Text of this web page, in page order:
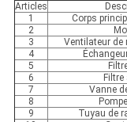
Articles
1
Corps
2
3
Ventilateur
4
5
6
7
Vanne
8
9
Tuyau de